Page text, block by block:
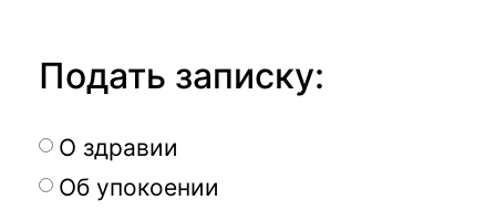
Подать записку:
О здравии
Об упокоении